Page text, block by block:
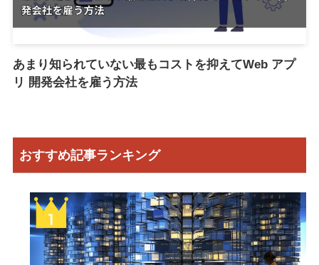
あまり知られていない最もコストを抑えてWeb アプ
リ 開発会社を雇う方法
おすすめ記事ランキング